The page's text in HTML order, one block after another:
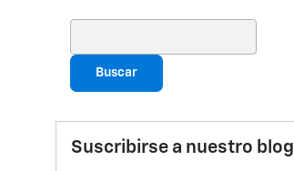
Buscar
Suscribirse a nuestro blog